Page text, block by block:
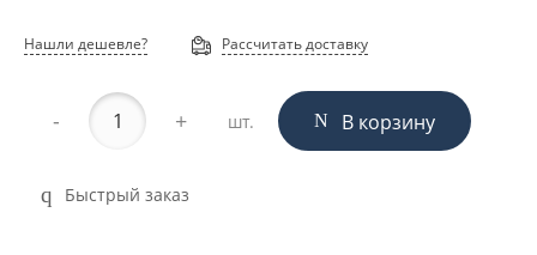
Нашли дешевле? Рассчитать доставку
- + шт. В корзину
Быстрый заказ